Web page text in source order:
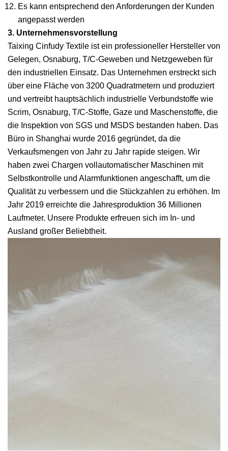
Es kann entsprechend den Anforderungen der Kunden
angepasst werden
3. Unternehmensvorstellung
Taixing Cinfudy Textile ist ein professioneller Hersteller von
Gelegen, Osnaburg, T/C-Geweben und Netzgeweben für
den industriellen Einsatz. Das Unternehmen erstreckt sich
über eine Fläche von 3200 Quadratmetern und produziert
und vertreibt hauptsächlich industrielle Verbundstoffe wie
Scrim, Osnaburg, T/C-Stoffe, Gaze und Maschenstoffe, die
die Inspektion von SGS und MSDS bestanden haben. Das
Büro in Shanghai wurde 2016 gegründet, da die
Verkaufsmengen von Jahr zu Jahr rapide steigen. Wir
haben zwei Chargen vollautomatischer Maschinen mit
Selbstkontrolle und Alarmfunktionen angeschafft, um die
Qualität zu verbessern und die Stückzahlen zu erhöhen. Im
Jahr 2019 erreichte die Jahresproduktion 36 Millionen
Laufmeter. Unsere Produkte erfreuen sich im In- und
Ausland großer Beliebtheit.